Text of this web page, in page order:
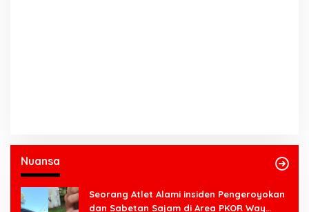
Nuansa
Seorang Atlet Alami insiden Pengeroyokan
dan Sabetan Sajam di Area PKOR Way